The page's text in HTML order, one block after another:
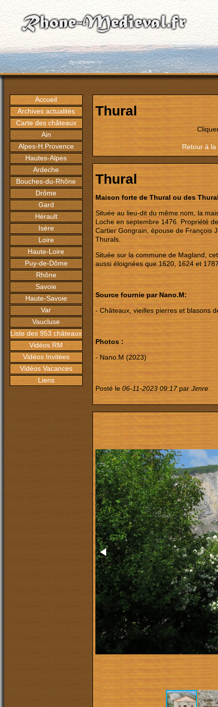
Accueil
Archives actualités
Carte des châteaux
Ain
Alpes-H.Provence
Hautes-Alpes
Ardeche
Bouches-du-Rhône
Drôme
Gard
Hérault
Isère
Loire
Haute-Loire
Puy-de-Dôme
Rhône
Savoie
Haute-Savoie
Var
Vaucluse
Liste des 953 châteaux
Vidéos RM
Vidéos Invitées
Vidéos Vacances
Liens
Thural
Retour à
Thural
Maison forte de Thural ou des
Située au lieu-dit du même nom, la
Loche en septembre 1476. Propriété
Cartier Gongrain, épouse de François
Thurals.
Située sur la commune de Magland,
aussi éloignées que 1620, 1624 et
Source fournie par Nano.M:
- Châteaux, vieilles pierres et blasons
Photos :
- Nano.M (2023)
Posté le 06-11-2023 09:17par Jimre